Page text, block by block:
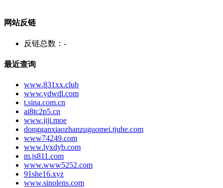
网站反链
反链总数： -
最近查询
www.831xx.club
www.ydwdl.com
t.sina.com.cn
ai8tc2p5.cn
www.jiji.moe
dongganxiaozhanzuguomei.tjuhe.com
www74249.com
www.lyxdyb.com
m.js811.com
www.www5252.com
91she16.xyz
www.sinolens.com